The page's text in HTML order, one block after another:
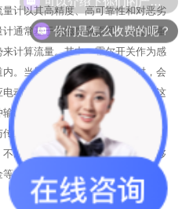
计以其高精度、高可靠性和对恶劣
通常基于电磁感应原理，通过测量
计算流量。其中，霍尔开关作为感
。当导电液体在磁场中流动时，会
动势。霍尔开关能够准确检测到这
出。通过对脉冲信号的计数和处
统的流量计相比，霍尔开关式流量
易磨损、维护成本低等优点，能够
行业的流体计量和流量控制领域。
你们是怎么收费的呢？